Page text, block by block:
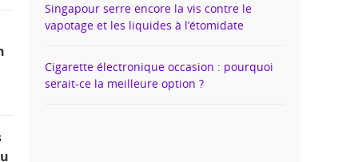
Singapour serre encore la vis contre le
vapotage et les liquides à l’étomidate
Cigarette électronique occasion : pourquoi
serait-ce la meilleure option ?